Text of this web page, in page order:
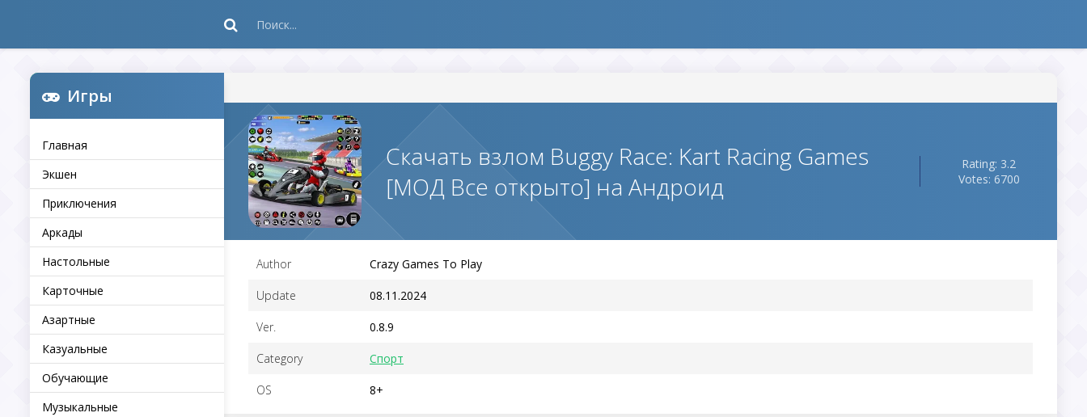
Игры
Главная
Экшен
Приключения
Аркады
Настольные
Карточные
Азартные
Казуальные
Обучающие
Музыкальные
Скачать взлом Buggy Race: Kart Racing Games
[МОД Все открыто] на Андроид
Rating: 3.2
Votes: 6700
Author Crazy Games To Play
Update 08.11.2024
Ver. 0.8.9
Category Спорт
OS 8+